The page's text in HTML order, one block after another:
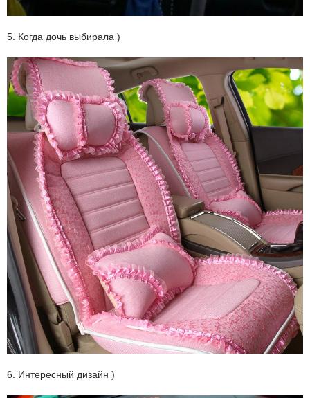
5. Когда дочь выбирала )
6. Интересный дизайн )